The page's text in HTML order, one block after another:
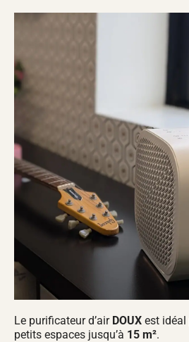
Le purificateur d’air DOUX est idéal
petits espaces jusqu’à 15 m².